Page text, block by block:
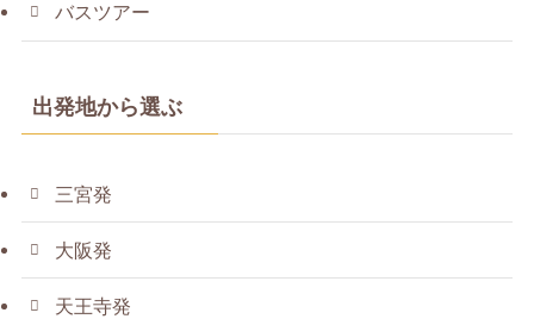
バスツアー
出発地から選ぶ
三宮発
大阪発
天王寺発